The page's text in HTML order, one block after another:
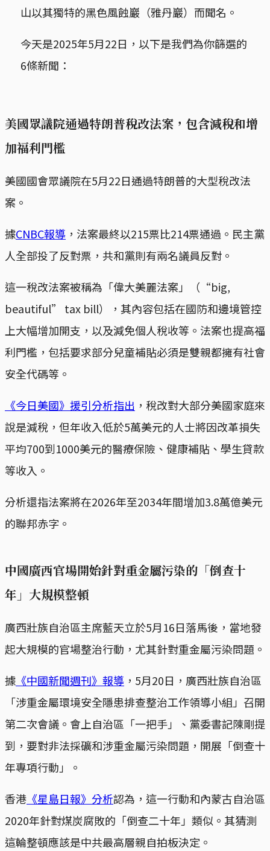
山以其獨特的黑色風蝕巖（雅丹巖）而聞名。
今天是2025年5月22日，以下是我們為你篩選的
6條新聞：
美國眾議院通過特朗普稅改法案，包含減稅和增
加福利門檻
美國國會眾議院在5月22日通過特朗普的大型稅改法
案。
據CNBC報導 ，法案最終以215票比214票通過。民主黨
人全部投了反對票，共和黨則有兩名議員反對。
這一稅改法案被稱為「偉大美麗法案」（“big,
beautiful” tax bill），其內容包括在國防和邊境管控
上大幅增加開支，以及減免個人稅收等。法案也提高福
利門檻，包括要求部分兒童補貼必須是雙親都擁有社會
安全代碼等。
《今日美國》援引分析指出 ，稅改對大部分美國家庭來
說是減稅，但年收入低於5萬美元的人士將因改革損失
平均700到1000美元的醫療保險、健康補貼、學生貸款
等收入。
分析還指法案將在2026年至2034年間增加3.8萬億美元
的聯邦赤字。
中國廣西官場開始針對重金屬污染的「倒查十
年」大規模整頓
廣西壯族自治區主席藍天立於5月16日落馬後，當地發
起大規模的官場整治行動，尤其針對重金屬污染問題。
據 《中國新聞週刊》報導 ，5月20日，廣西壯族自治區
「涉重金屬環境安全隱患排查整治工作領導小組」召開
第二次會議。會上自治區「一把手」、黨委書記陳剛提
到，要對非法採礦和涉重金屬污染問題，開展「倒查十
年專項行動」。
香港 《星島日報》分析認為，這一行動和內蒙古自治區
2020年針對煤炭腐敗的「倒查二十年」類似。其猜測
這輪整頓應該是中共最高層親自拍板決定。